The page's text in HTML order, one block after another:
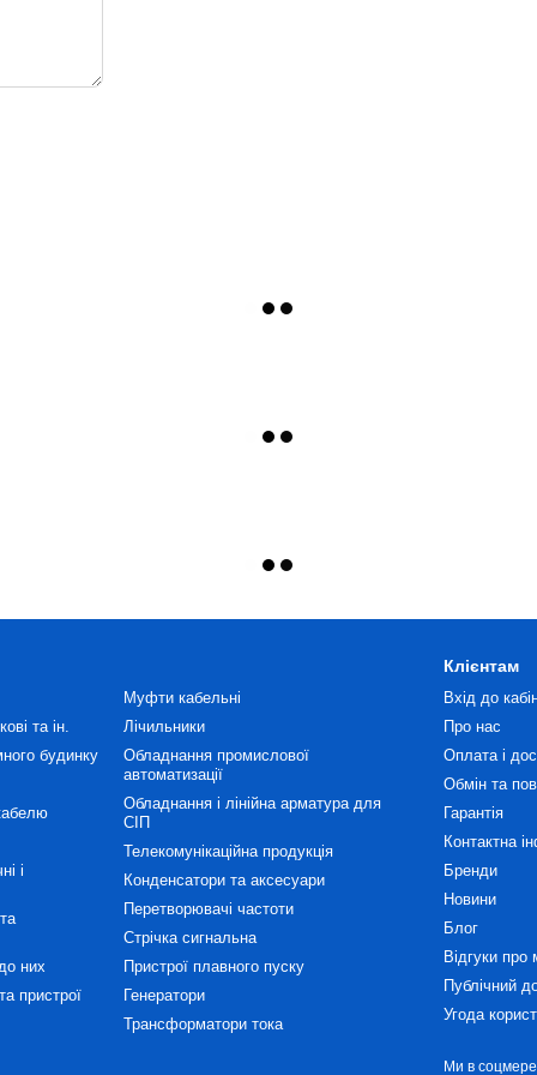
та ін.
будинку
і
них
пристрої
Муфти кабельні
Лічильники
Обладнання промислової
автоматизації
Обладнання і лінійна арматура для
СІП
Телекомунікаційна продукція
Конденсатори та аксесуари
Перетворювачі частоти
Стрічка сигнальна
Пристрої плавного пуску
Генератори
Трансформатори тока
Клієнтам
Вхід до
Про нас
Оплата і
Обмін та
Гарантія
Контактна
Бренди
Новини
Блог
Відгуки про
Публічний
Угода
Ми в